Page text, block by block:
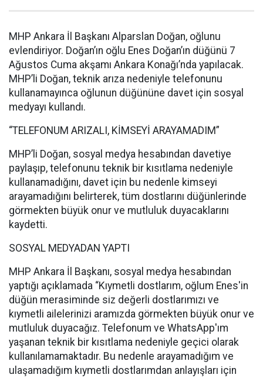
MHP Ankara İl Başkanı Alparslan Doğan, oğlunu
evlendiriyor. Doğan’ın oğlu Enes Doğan’ın düğünü 7
Ağustos Cuma akşamı Ankara Konağı’nda yapılacak.
MHP’li Doğan, teknik arıza nedeniyle telefonunu
kullanamayınca oğlunun düğününe davet için sosyal
medyayı kullandı.
“TELEFONUM ARIZALI, KİMSEYİ ARAYAMADIM”
MHP’li Doğan, sosyal medya hesabından davetiye
paylaşıp, telefonunu teknik bir kısıtlama nedeniyle
kullanamadığını, davet için bu nedenle kimseyi
arayamadığını belirterek, tüm dostlarını düğünlerinde
görmekten büyük onur ve mutluluk duyacaklarını
kaydetti.
SOSYAL MEDYADAN YAPTI
MHP Ankara İl Başkanı, sosyal medya hesabından
yaptığı açıklamada “Kıymetli dostlarım, oğlum Enes'in
düğün merasiminde siz değerli dostlarımızı ve
kıymetli ailelerinizi aramızda görmekten büyük onur ve
mutluluk duyacağız. Telefonum ve WhatsApp'ım
yaşanan teknik bir kısıtlama nedeniyle geçici olarak
kullanılamamaktadır. Bu nedenle arayamadığım ve
ulaşamadığım kıymetli dostlarımdan anlayışları için